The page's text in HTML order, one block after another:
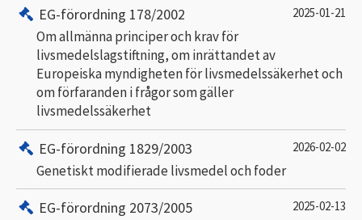
EG-förordning 178/2002 2025-01-21
Om allmänna principer och krav för
livsmedelslagstiftning, om inrättandet av
Europeiska myndigheten för livsmedelssäkerhet och
om förfaranden i frågor som gäller
livsmedelssäkerhet
EG-förordning 1829/2003 2026-02-02
Genetiskt modifierade livsmedel och foder
EG-förordning 2073/2005 2025-02-13